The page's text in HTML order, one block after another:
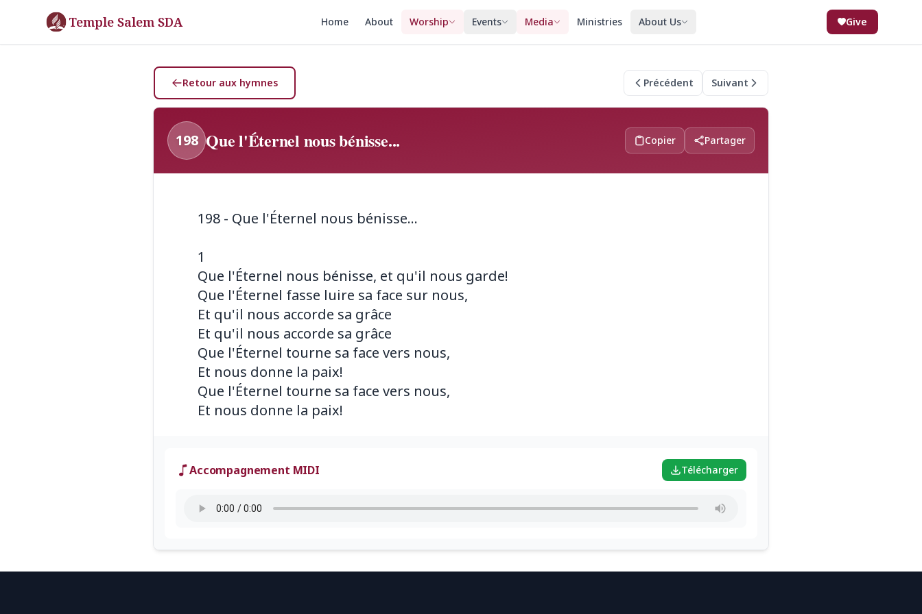
Temple Salem SDA Home About Worship Events Media Ministries About Us Give
Retour aux hymnes Précédent Suivant
198 Que l'Éternel nous bénisse... Copier Partager
198 - Que l'Éternel nous bénisse...
1
Que l'Éternel nous bénisse, et qu'il nous garde!
Que l'Éternel fasse luire sa face sur nous,
Et qu'il nous accorde sa grâce
Et qu'il nous accorde sa grâce
Que l'Éternel tourne sa face vers nous,
Et nous donne la paix!
Que l'Éternel tourne sa face vers nous,
Accompagnement MIDI Télécharger